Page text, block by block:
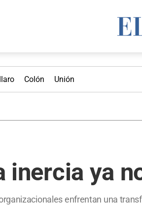
Colón Unión
inercia ya
enfrentan una